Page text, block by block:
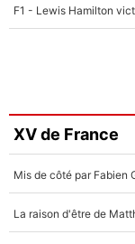
XV de France